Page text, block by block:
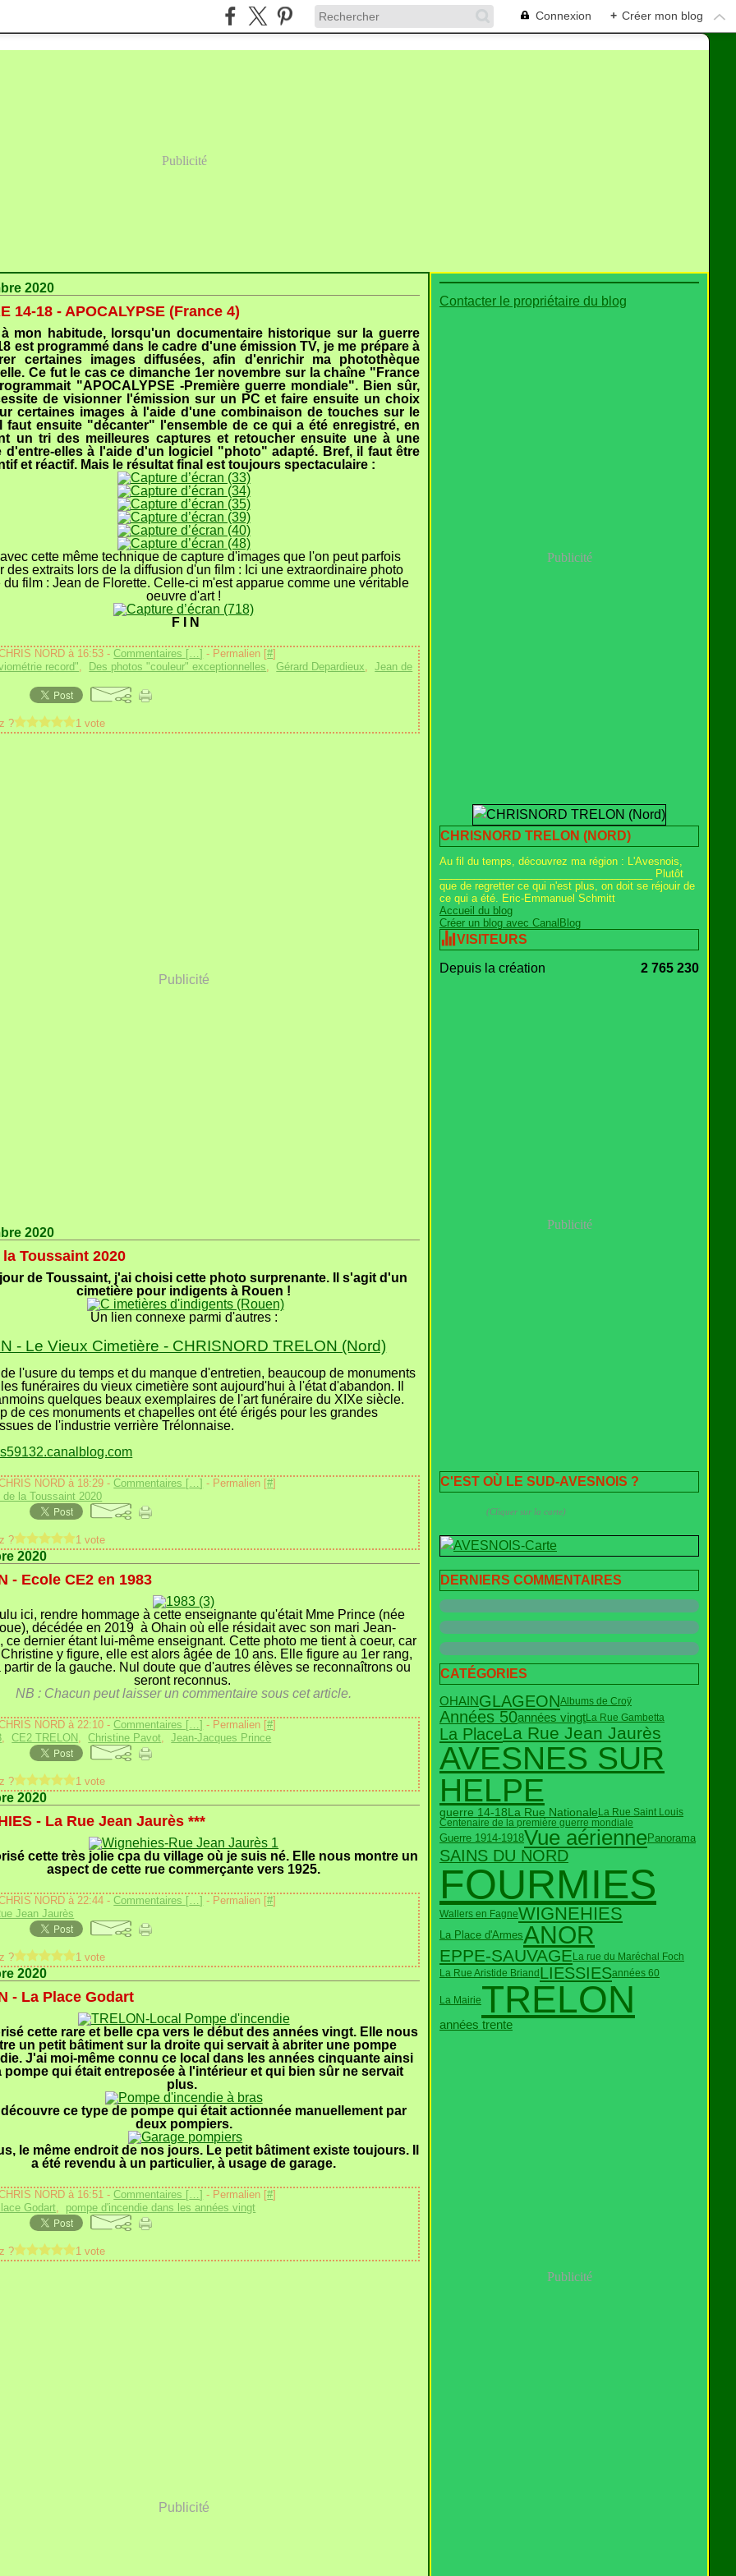
Connexion + Créer mon blog
Publicité
2020
14-18 - APOCALYPSE (France 4)
mon habitude, lorsqu'un documentaire historique sur la guerre
est programmé dans le cadre d'une émission TV, je me prépare à
certaines images diffusées, afin d'enrichir ma photothèque
Ce fut le cas ce dimanche 1er novembre sur la chaîne "France
"APOCALYPSE -Première guerre mondiale". Bien sûr,
de visionner l'émission sur un PC et faire ensuite un choix
certaines images à l'aide d'une combinaison de touches sur le
faut ensuite "décanter" l'ensemble de ce qui a été enregistré, en
un tri des meilleures captures et retoucher ensuite une à une
d'entre-elles à l'aide d'un logiciel "photo" adapté. Bref, il faut être
et réactif. Mais le résultat final est toujours spectaculaire :
cette même technique de capture d'images que l'on peut parfois
des extraits lors de la diffusion d'un film : Ici une extraordinaire photo
du film : Jean de Florette. Celle-ci m'est apparue comme une véritable
oeuvre d'art !
F I N
NORD à 16:53 -Commentaires […] - Permalien [#]
record", Des photos "couleur" exceptionnelles,Gérard Depardieux,Jean de
? 1 vote
Publicité
2020
la Toussaint 2020
de Toussaint, j'ai choisi cette photo surprenante. Il s'agit d'un
cimetière pour indigents à Rouen !
Un lien connexe parmi d'autres :
- Le Vieux Cimetière - CHRISNORD TRELON (Nord)
l'usure du temps et du manque d'entretien, beaucoup de monuments
funéraires du vieux cimetière sont aujourd'hui à l'état d'abandon. Il
quelques beaux exemplaires de l'art funéraire du XIXe siècle.
de ces monuments et chapelles ont été érigés pour les grandes
de l'industrie verrière Trélonnaise.
NORD à 18:29 -Commentaires […] - Permalien [#]
de la Toussaint 2020
? 1 vote
2020
- Ecole CE2 en 1983
ici, rendre hommage à cette enseignante qu'était Mme Prince (née
décédée en 2019 à Ohain où elle résidait avec son mari Jean-
ce dernier étant lui-même enseignant. Cette photo me tient à coeur, car
y figure, elle est alors âgée de 10 ans. Elle figure au 1er rang,
partir de la gauche. Nul doute que d'autres élèves se reconnaîtrons ou
seront reconnus.
NB : Chacun peut laisser un commentaire sous cet article.
NORD à 22:10 -Commentaires […] - Permalien [#]
,CE2 TRELON ,Christine Pavot,Jean-Jacques Prince
? 1 vote
2020
- La Rue Jean Jaurès ***
cette très jolie cpa du village où je suis né. Elle nous montre un
aspect de cette rue commerçante vers 1925.
NORD à 22:44 -Commentaires […] - Permalien [#]
Jean Jaurès
? 1 vote
2020
- La Place Godart
cette rare et belle cpa vers le début des années vingt. Elle nous
un petit bâtiment sur la droite qui servait à abriter une pompe
J'ai moi-même connu ce local dans les années cinquante ainsi
pompe qui était entreposée à l'intérieur et qui bien sûr ne servait
plus.
découvre ce type de pompe qui était actionnée manuellement par
deux pompiers.
le même endroit de nos jours. Le petit bâtiment existe toujours. Il
a été revendu à un particulier, à usage de garage.
NORD à 16:51 -Commentaires […] - Permalien [#]
Godart, pompe d'incendie dans les années vingt
? 1 vote
Publicité
Contacter le propriétaire du blog
Publicité
CHRISNORD TRELON (NORD)
Au fil du temps, découvrez ma région : L'Avesnois,
_____________________________________ Plutôt
que de regretter ce qui n'est plus, on doit se réjouir de
ce qui a été. Eric-Emmanuel Schmitt
Accueil du blog
Créer un blog avec CanalBlog
VISITEURS
Depuis la création 2 765 230
Publicité
C'EST OÙ LE SUD-AVESNOIS ?
(Cliquer sur la carte)
DERNIERS COMMENTAIRES
CATÉGORIES
OHAINGLAGEONAlbums de Croÿ
Années 50années vingtLa Rue Gambetta
La PlaceLa Rue Jean Jaurès
AVESNES SUR
HELPE
guerre 14-18La Rue Nationale La Rue Saint Louis
Centenaire de la première guerre mondiale
Guerre 1914-1918Vue aériennePanorama
SAINS DU NORD
FOURMIES
Wallers en FagneWIGNEHIES
La Place d'ArmesANOR
EPPE-SAUVAGELa rue du Maréchal Foch
La Rue Aristide Briand LIESSIESannées 60
La MairieTRELON
années trente
Publicité